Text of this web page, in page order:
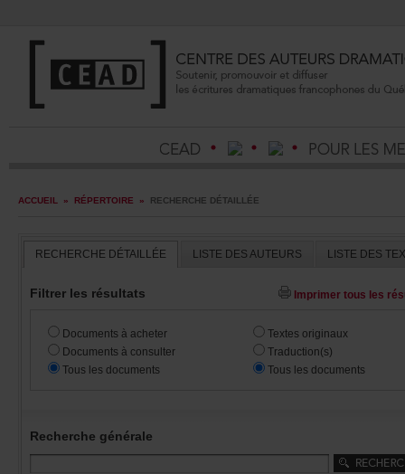
ACCUEIL » RÉPERTOIRE » RECHERCHEDÉTAILLÉE
RECHERCHEDÉTAILLÉE LISTEDESAUTEURS
Filtrerlesrésultats
Documentsàacheter
Documentsàconsulter
Touslesdocuments
Textesoriginaux
Traduction(s)
Touslesdocuments
Recherchegénérale